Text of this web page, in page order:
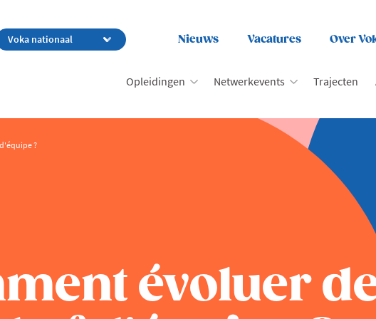
Nieuws Vacatures Over
Opleidingen Netwerkevents Trajecten
?
évoluer